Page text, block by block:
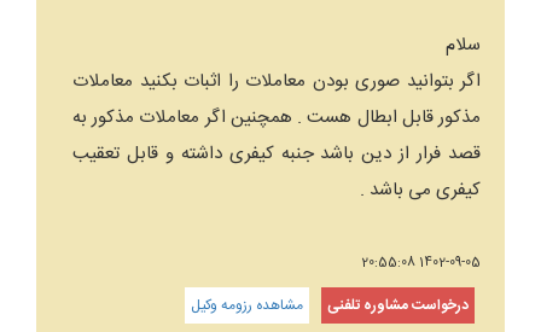
سلام
اگر بتوانید صوری بودن معاملات را اثبات بکنید معاملات
مذکور قابل ابطال هست . همچنین اگر معاملات مذکور به
قصد فرار از دین باشد جنبه کیفری داشته و قابل تعقیب
کیفری می باشد .
1402-09-05 20:55:08
درخواست مشاوره تلفنی
مشاهده رزومه وکیل